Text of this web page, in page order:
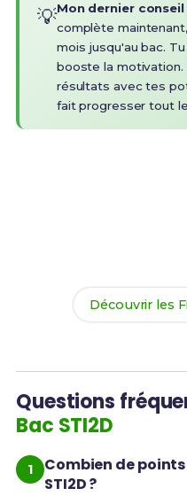
💡Mon dernier conseil
complète
mois jusqu'au bac.
booste la
résultats avec tes
fait progresser tout
Découvrir les
Questions
Bac STI2D
Combien de
STI2D ?